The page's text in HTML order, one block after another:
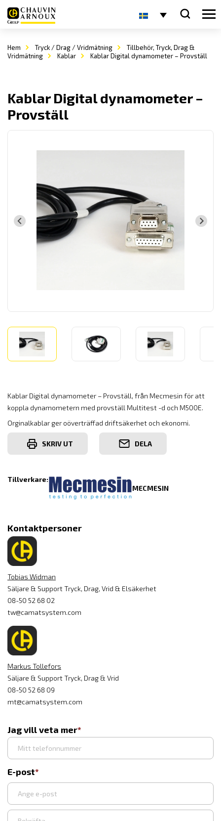
Hem Tryck / Drag / Vridmätning
Tillbehör, Tryck, Drag &
Vridmätning
Kablar Kablar Digital dynamometer – Provställ
Kablar Digital dynamometer –
Provställ
Kablar Digital dynamometer – Provställ, från Mecmesin för att
koppla dynamometern med provställ Multitest -d och M500E.
Orginalkablar ger oöverträffad driftsäkerhet och ekonomi.
SKRIV UT DELA
Tillverkare:
MECMESIN
Kontaktpersoner
Tobias Widman
Säljare & Support Tryck, Drag, Vrid & Elsäkerhet
08-50 52 68 02
tw@camatsystem.com
Markus Tollefors
Säljare & Support Tryck, Drag & Vrid
08-50 52 68 09
mt@camatsystem.com
Jag vill veta mer
E-post
Ange